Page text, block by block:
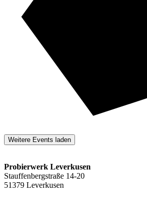
Weitere Events laden
Probierwerk Leverkusen
Stauffenbergstraße 14-20
51379 Leverkusen